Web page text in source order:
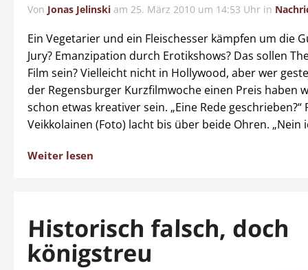
Von Jonas Jelinski am 25. März 2010 um 14:53 Uhr in
Ein Vegetarier und ein Fleischesser kämpfen um die
Jury? Emanzipation durch Erotikshows? Das sollen
Film sein? Vielleicht nicht in Hollywood, aber wer
der Regensburger Kurzfilmwoche einen Preis haben
schon etwas kreativer sein. „Eine Rede geschrieben?“
Veikkolainen (Foto) lacht bis über beide Ohren. „Nein
Weiter lesen
Historisch falsch, doch
königstreu